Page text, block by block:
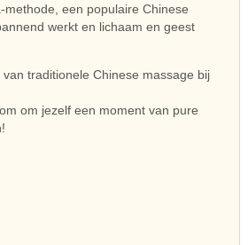
een populaire Chinese
werkt en lichaam en geest
traditionele Chinese massage bij
om jezelf een moment van pure